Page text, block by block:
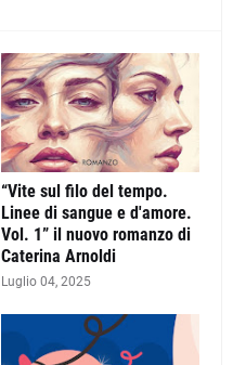
“Vite sul filo del tempo.
Linee di sangue e d'amore.
Vol. 1” il nuovo romanzo di
Caterina Arnoldi
Luglio 04, 2025